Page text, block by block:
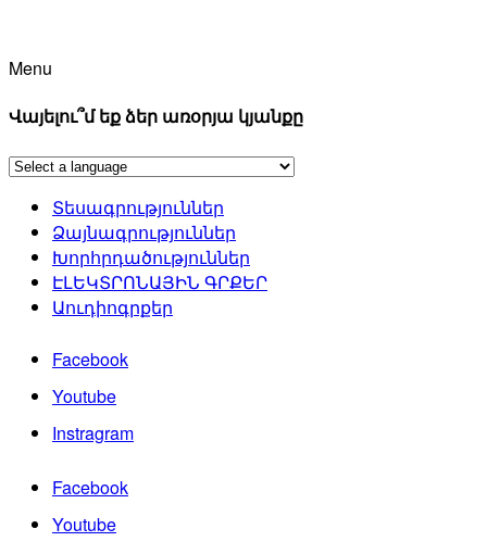
Menu
Վայելու՞մ եք ձեր առօրյա կյանքը
Տեսագրություններ
Ձայնագրություններ
Խորհրդածություններ
ԷԼԵԿՏՐՈՆԱՅԻՆ ԳՐՔԵՐ
Աուդիոգրքեր
Facebook
Youtube
Instragram
Facebook
Youtube